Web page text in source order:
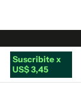
Suscribite x
US$ 3,45